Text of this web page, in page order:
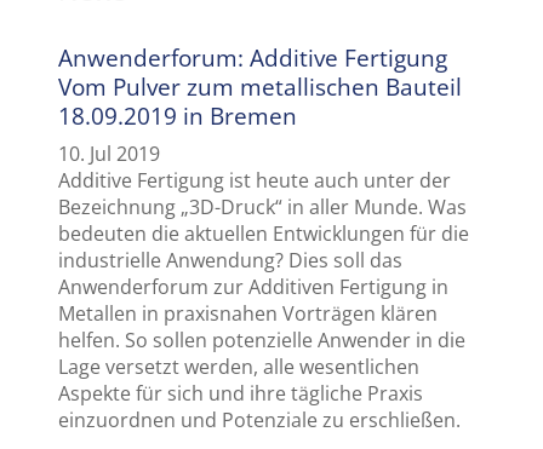
Anwenderforum: Additive Fertigung
Vom Pulver zum metallischen Bauteil
18.09.2019 in Bremen
10. Jul 2019
Additive Fertigung ist heute auch unter der
Bezeichnung „3D-Druck“ in aller Munde. Was
bedeuten die aktuellen Entwicklungen für die
industrielle Anwendung? Dies soll das
Anwenderforum zur Additiven Fertigung in
Metallen in praxisnahen Vorträgen klären
helfen. So sollen potenzielle Anwender in die
Lage versetzt werden, alle wesentlichen
Aspekte für sich und ihre tägliche Praxis
einzuordnen und Potenziale zu erschließen.